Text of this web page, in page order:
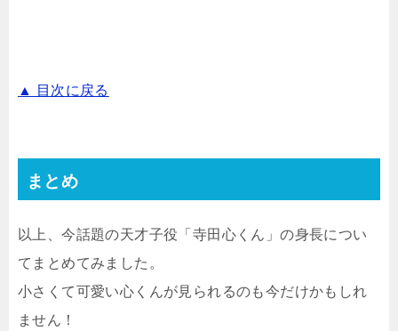
▲ 目次に戻る
まとめ
以上、今話題の天才子役「寺田心くん」の身長につい
てまとめてみました。
小さくて可愛い心くんが見られるのも今だけかもしれ
ません！